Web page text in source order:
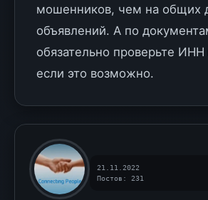
мошенников, чем на общих
объявлений. А по
обязательно проверьте ИНН
если это возможно.
21.11.2022
Постов: 231